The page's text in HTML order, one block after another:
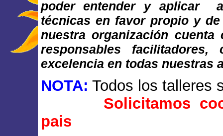
poder entender y aplicar
técnicas en favor propio y
nuestra organización
responsables
excelencia en todas nuestras
NOTA: Todos los talleres
Solicitamos
pais